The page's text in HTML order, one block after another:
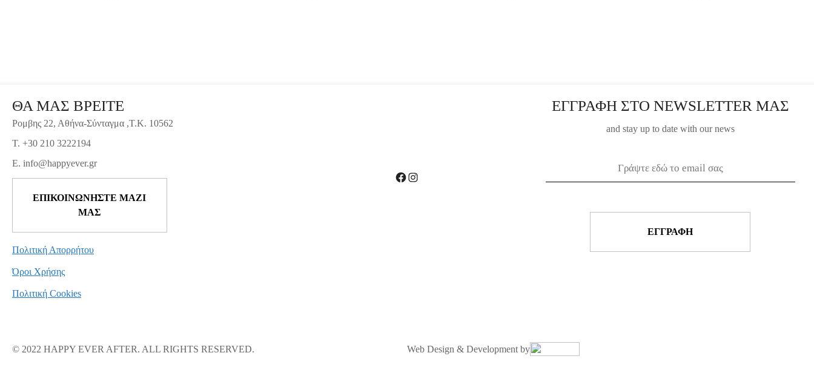
ΘΑ ΜΑΣ ΒΡΕΙΤΕ
Ρομβης 22, Αθήνα-Σύνταγμα ,Τ.Κ. 10562
T. +30 210 3222194
E. info@happyever.gr
ΕΠΙΚΟΙΝΩΝΗΣΤΕ ΜΑΖΙ
ΜΑΣ
Πολιτική Απορρήτου
Όροι Χρήσης
Πολιτική Cookies
Facebook
Instagram
ΕΓΓΡΑΦΗ ΣΤΟ NEWSLETTER ΜΑΣ
and stay up to date with our news
© 2022 HAPPY EVER AFTER. ALL RIGHTS RESERVED. Web Design & Development by